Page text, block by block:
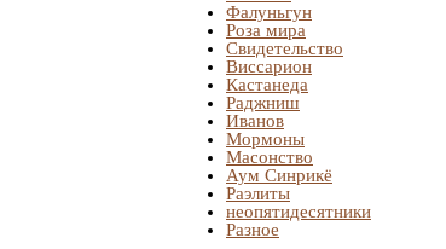
Фалуньгун
Роза мира
Свидетельство
Виссарион
Кастанеда
Раджниш
Иванов
Мормоны
Масонство
Аум Синрикё
Раэлиты
неопятидесятники
Разное